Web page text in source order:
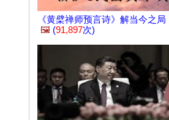
《黄檗禅师预言诗》解当今之局
🖼️ (91,897次)